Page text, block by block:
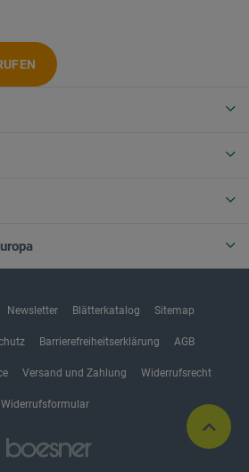
Newsletter Blätterkatalog Sitemap
Barrierefreiheitserklärung AGB
Versand und Zahlung Widerrufsrecht
Widerrufsformular